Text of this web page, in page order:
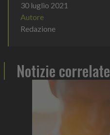
30 luglio 2021
Autore
Redazione
Notizie correlate